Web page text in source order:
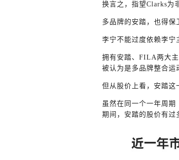
换言之，指望Clarks为
多品牌的安踏，也得保
李宁不能过度依赖李宁
拥有安踏、FILA两大
被认为是多品牌整合运
但从股价上看，安踏这
虽然在同一个一年周期
期间，安踏的股价有过